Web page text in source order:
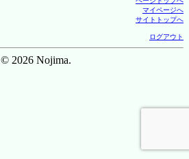
マイページへ
サイトトップへ
ログアウト
© 2026 Nojima.